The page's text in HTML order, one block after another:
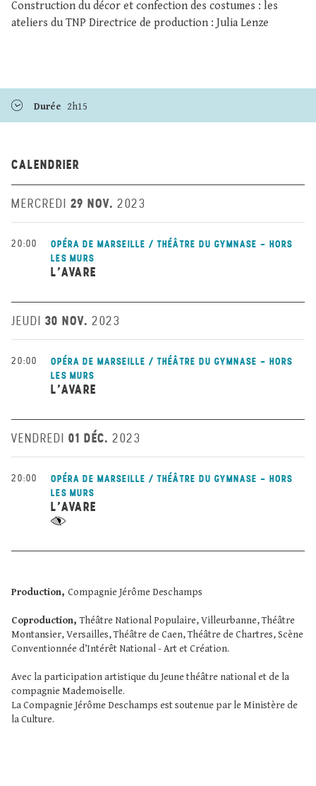
Construction du décor et confection des costumes : les
ateliers du TNP Directrice de production : Julia Lenze
Durée 2h15
CALENDRIER
MERCREDI 29 NOV. 2023
20:00
OPÉRA DE MARSEILLE / THÉÂTRE DU GYMNASE - HORS
LES MURS
L’AVARE
JEUDI 30 NOV. 2023
20:00
OPÉRA DE MARSEILLE / THÉÂTRE DU GYMNASE - HORS
LES MURS
L’AVARE
VENDREDI 01 DÉC. 2023
20:00
OPÉRA DE MARSEILLE / THÉÂTRE DU GYMNASE - HORS
LES MURS
L’AVARE
Production, Compagnie Jérôme Deschamps
Coproduction,Théâtre National Populaire, Villeurbanne, Théâtre
Montansier, Versailles, Théâtre de Caen, Théâtre de Chartres, Scène
Conventionnée d’Intérêt National - Art et Création.
Avec la participation artistique du Jeune théâtre national et de la
compagnie Mademoiselle.
La Compagnie Jérôme Deschamps est soutenue par le Ministère de
la Culture.